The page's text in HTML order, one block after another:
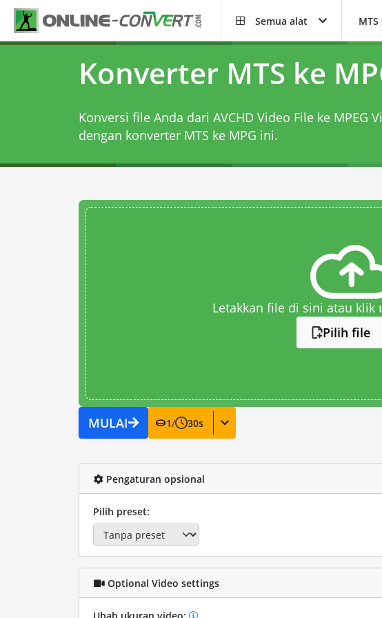
Semua alat
Konverter MTS ke
Konversi file Anda dari AVCHD Video File ke MPEG
dengan konverter MTS ke MPG ini.
Letakkan file di sini atau klik
Pilih file
MULAI 1/ 30s
Pengaturan opsional
Pilih preset:
Optional Video settings